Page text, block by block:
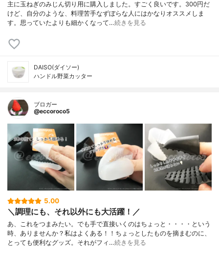
主に玉ねぎのみじん切り用に購入しました。すごく良いです。300円だ
けど、自分のような、料理苦手なずぼらな人にはかなりオススメしま
す。思っていたよりも細かくなって…続きを見る
DAISO(ダイソー)
ハンドル野菜カッター
ブロガー
@eccoroco5
5.00
＼調理にも、それ以外にも大活躍！／
あ、これをつまみたい。でも手で直接いくのはちょっと・・・・という
時、ありませんか？私はよくある！！ちょっとしたものを摘まむのに、
とっても便利なグッズ。それがフィ…続きを見る